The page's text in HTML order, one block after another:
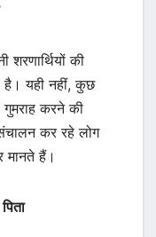
शरणार्थियों की
है। यही नहीं, कुछ
करने की
कर रहे लोग
हैं।